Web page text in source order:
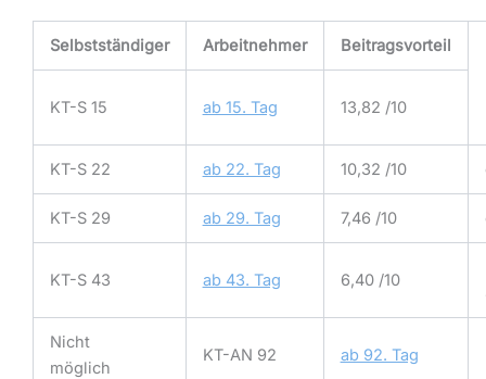
Selbstständiger Arbeitnehmer Beitragsvorteil
KT-S 15 ab 15. Tag 13,82 /10
KT-S 22 ab 22. Tag 10,32 /10
KT-S 29 ab 29. Tag 7,46 /10
KT-S 43 ab 43. Tag 6,40 /10
Nicht
möglich
KT-AN 92 ab 92. Tag